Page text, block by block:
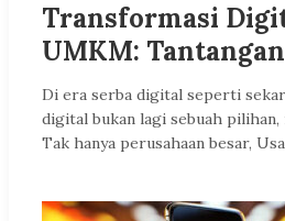
Transformasi
UMKM:
Di era serba digital seperti
digital bukan lagi sebuah pilihan,
Tak hanya perusahaan besar,